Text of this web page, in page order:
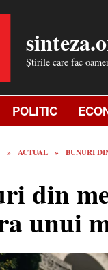
Știrile care fac
POLITIC
» ACTUAL » BUNURI
din
unui